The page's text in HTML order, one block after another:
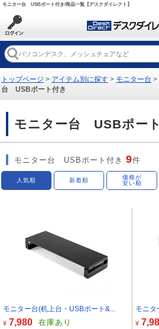
モニター台 USBポート付き/商品一覧【デスクダイレクト】
トップページ > アイテム別に探す > モニター台 >
台 USBポート付き
モニター台 USBポー
モニター台 USBポート付き 9件
人気順 新着順
価格が
安い順
モニター台(机上台・USBポート&...
¥ 7,980 在庫あり
モニタ
¥